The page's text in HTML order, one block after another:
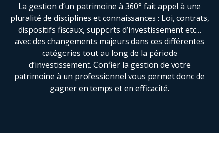
La gestion d’un patrimoine à 360° fait appel à une
pluralité de disciplines et connaissances : Loi, contrats,
dispositifs fiscaux, supports d’investissement etc…
avec des changements majeurs dans ces différentes
catégories tout au long de la période
d’investissement. Confier la gestion de votre
patrimoine à un professionnel vous permet donc de
gagner en temps et en efficacité.